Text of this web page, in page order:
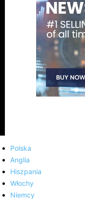
Polska
Anglia
Hiszpania
Włochy
Niemcy